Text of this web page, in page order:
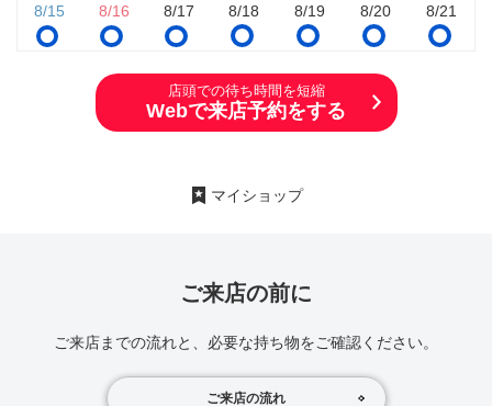
8/15 8/16 8/17 8/18 8/19 8/20 8/21
店頭での待ち時間を短縮
Webで来店予約をする
マイショップ
ご来店の前に
ご来店までの流れと、必要な持ち物をご確認ください。
ご来店の流れ